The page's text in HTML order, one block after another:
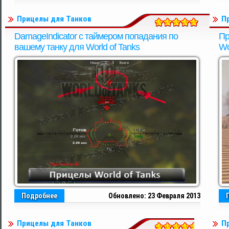
Прицелы для Танков
DamageIndicator с таймером попадания по
вашему танку для World of Tanks
Обновлено: 23 Февраля 2013
Подробнее
Прицелы для Танков